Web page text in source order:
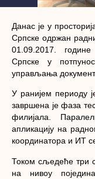
Данас је у
Српске одржан
01.09.2017.
Српске у
управљања
У ранијем периоду
завршена је фаза
филијала.
апликацију на
координатора и ИТ
Током сљедеће три
на нивоу